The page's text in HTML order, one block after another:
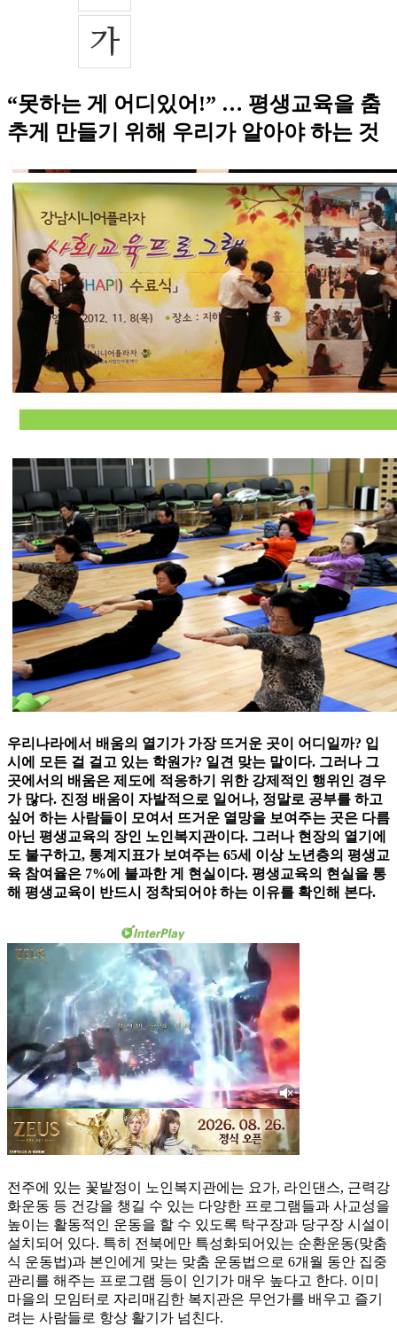
“못하는 게 어디있어!” … 평생교육을 춤
추게 만들기 위해 우리가 알아야 하는 것
우리나라에서 배움의 열기가 가장 뜨거운 곳이 어디일까? 입
시에 모든 걸 걸고 있는 학원가? 일견 맞는 말이다. 그러나 그
곳에서의 배움은 제도에 적응하기 위한 강제적인 행위인 경우
가 많다. 진정 배움이 자발적으로 일어나, 정말로 공부를 하고
싶어 하는 사람들이 모여서 뜨거운 열망을 보여주는 곳은 다름
아닌 평생교육의 장인 노인복지관이다. 그러나 현장의 열기에
도 불구하고, 통계지표가 보여주는 65세 이상 노년층의 평생교
육 참여율은 7%에 불과한 게 현실이다. 평생교육의 현실을 통
해 평생교육이 반드시 정착되어야 하는 이유를 확인해 본다.
전주에 있는 꽃밭정이 노인복지관에는 요가, 라인댄스, 근력강
화운동 등 건강을 챙길 수 있는 다양한 프로그램들과 사교성을
높이는 활동적인 운동을 할 수 있도록 탁구장과 당구장 시설이
설치되어 있다. 특히 전북에만 특성화되어있는 순환운동(맞춤
식 운동법)과 본인에게 맞는 맞춤 운동법으로 6개월 동안 집중
관리를 해주는 프로그램 등이 인기가 매우 높다고 한다. 이미
마을의 모임터로 자리매김한 복지관은 무언가를 배우고 즐기
려는 사람들로 항상 활기가 넘친다.